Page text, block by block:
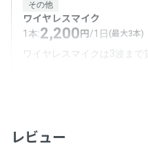
その他
ワイヤレスマイク
1本:2,200円/1日 (最大3本)
ワイヤレスマイクは3波まで
レビュー